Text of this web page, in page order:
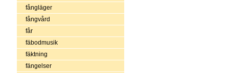
fångläger
fångvård
får
fäbodmusik
fäktning
fängelser